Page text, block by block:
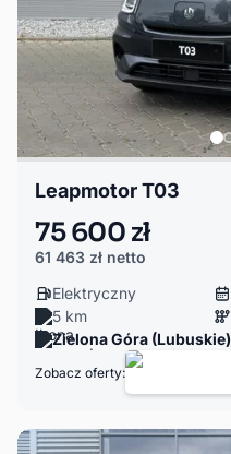
Leapmotor T03
75 600 zł
61 463 zł netto
Elektryczny
5 km
Zielona Góra (Lubuskie)
Zobacz oferty: